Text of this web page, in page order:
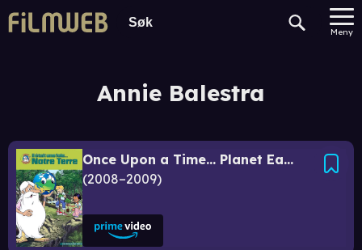
Meny
Annie Balestra
Once Upon a Time... Planet Earth
2008–2009